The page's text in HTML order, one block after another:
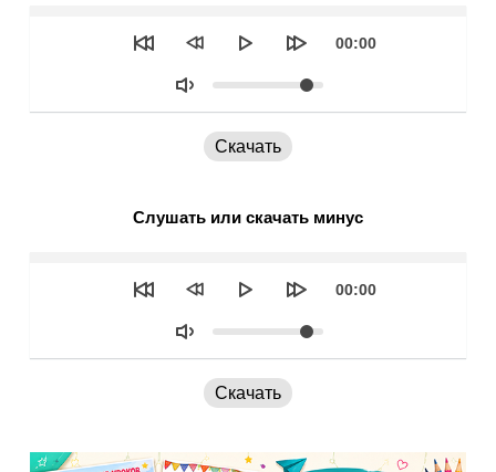
Текущее
00:00
Объем
Скачать
Слушать или скачать минус
Текущее
00:00
Объем
Скачать